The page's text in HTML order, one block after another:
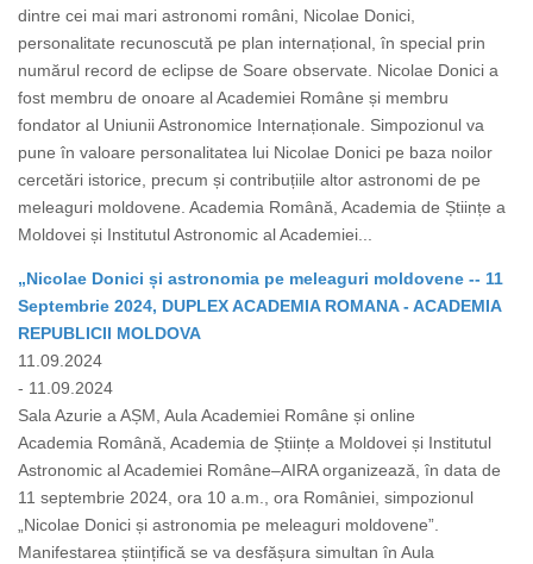
dintre cei mai mari astronomi români, Nicolae Donici,
personalitate recunoscută pe plan internațional, în special prin
numărul record de eclipse de Soare observate. Nicolae Donici a
fost membru de onoare al Academiei Române și membru
fondator al Uniunii Astronomice Internaționale. Simpozionul va
pune în valoare personalitatea lui Nicolae Donici pe baza noilor
cercetări istorice, precum și contribuțiile altor astronomi de pe
meleaguri moldovene. Academia Română, Academia de Științe a
Moldovei și Institutul Astronomic al Academiei...
„Nicolae Donici și astronomia pe meleaguri moldovene -- 11
Septembrie 2024, DUPLEX ACADEMIA ROMANA - ACADEMIA
REPUBLICII MOLDOVA
11.09.2024
- 11.09.2024
Sala Azurie a AȘM, Aula Academiei Române și online
Academia Română, Academia de Științe a Moldovei și Institutul
Astronomic al Academiei Române–AIRA organizează, în data de
11 septembrie 2024, ora 10 a.m., ora României, simpozionul
„Nicolae Donici și astronomia pe meleaguri moldovene”.
Manifestarea științifică se va desfășura simultan în Aula